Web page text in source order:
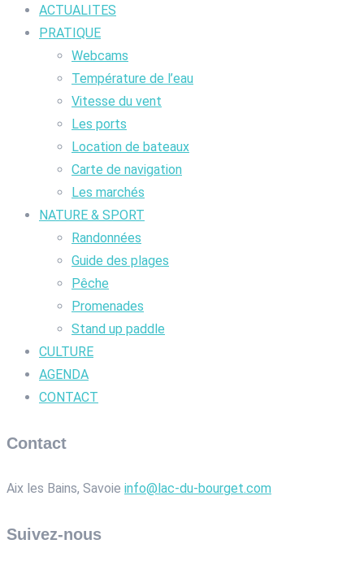
ACTUALITES
PRATIQUE
Webcams
Température de l’eau
Vitesse du vent
Les ports
Location de bateaux
Carte de navigation
Les marchés
NATURE & SPORT
Randonnées
Guide des plages
Pêche
Promenades
Stand up paddle
CULTURE
AGENDA
CONTACT
Contact
Aix les Bains, Savoie info@lac-du-bourget.com
Suivez-nous